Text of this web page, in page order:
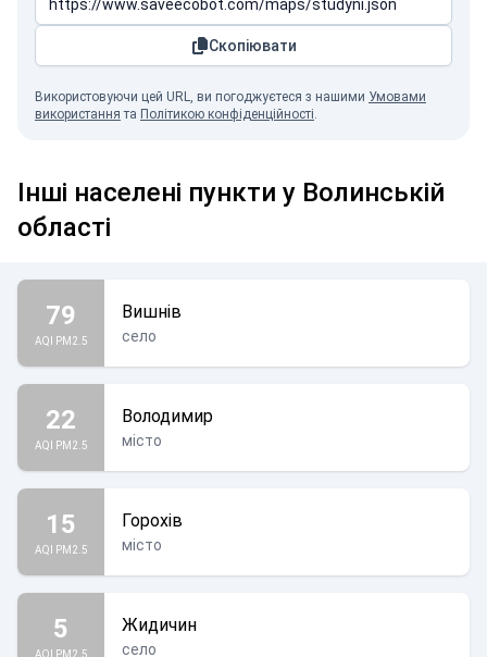
Скопіювати
Використовуючи цей URL, ви погоджуєтеся з нашими Умовами
використання та Політикою конфіденційності.
Інші населені пункти у Волинській
області
79
AQI PM2.5
Вишнів
село
22
AQI PM2.5
Володимир
місто
15
AQI PM2.5
Горохів
місто
5
AQI PM2.5
Жидичин
село